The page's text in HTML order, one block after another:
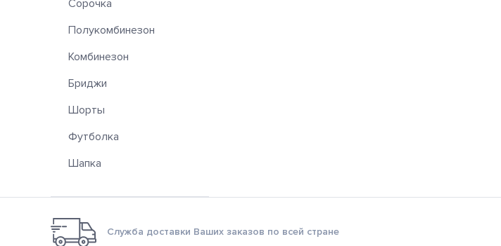
Сорочка
Полукомбинезон
Комбинезон
Бриджи
Шорты
Футболка
Шапка
Служба доставки Ваших заказов по всей стране